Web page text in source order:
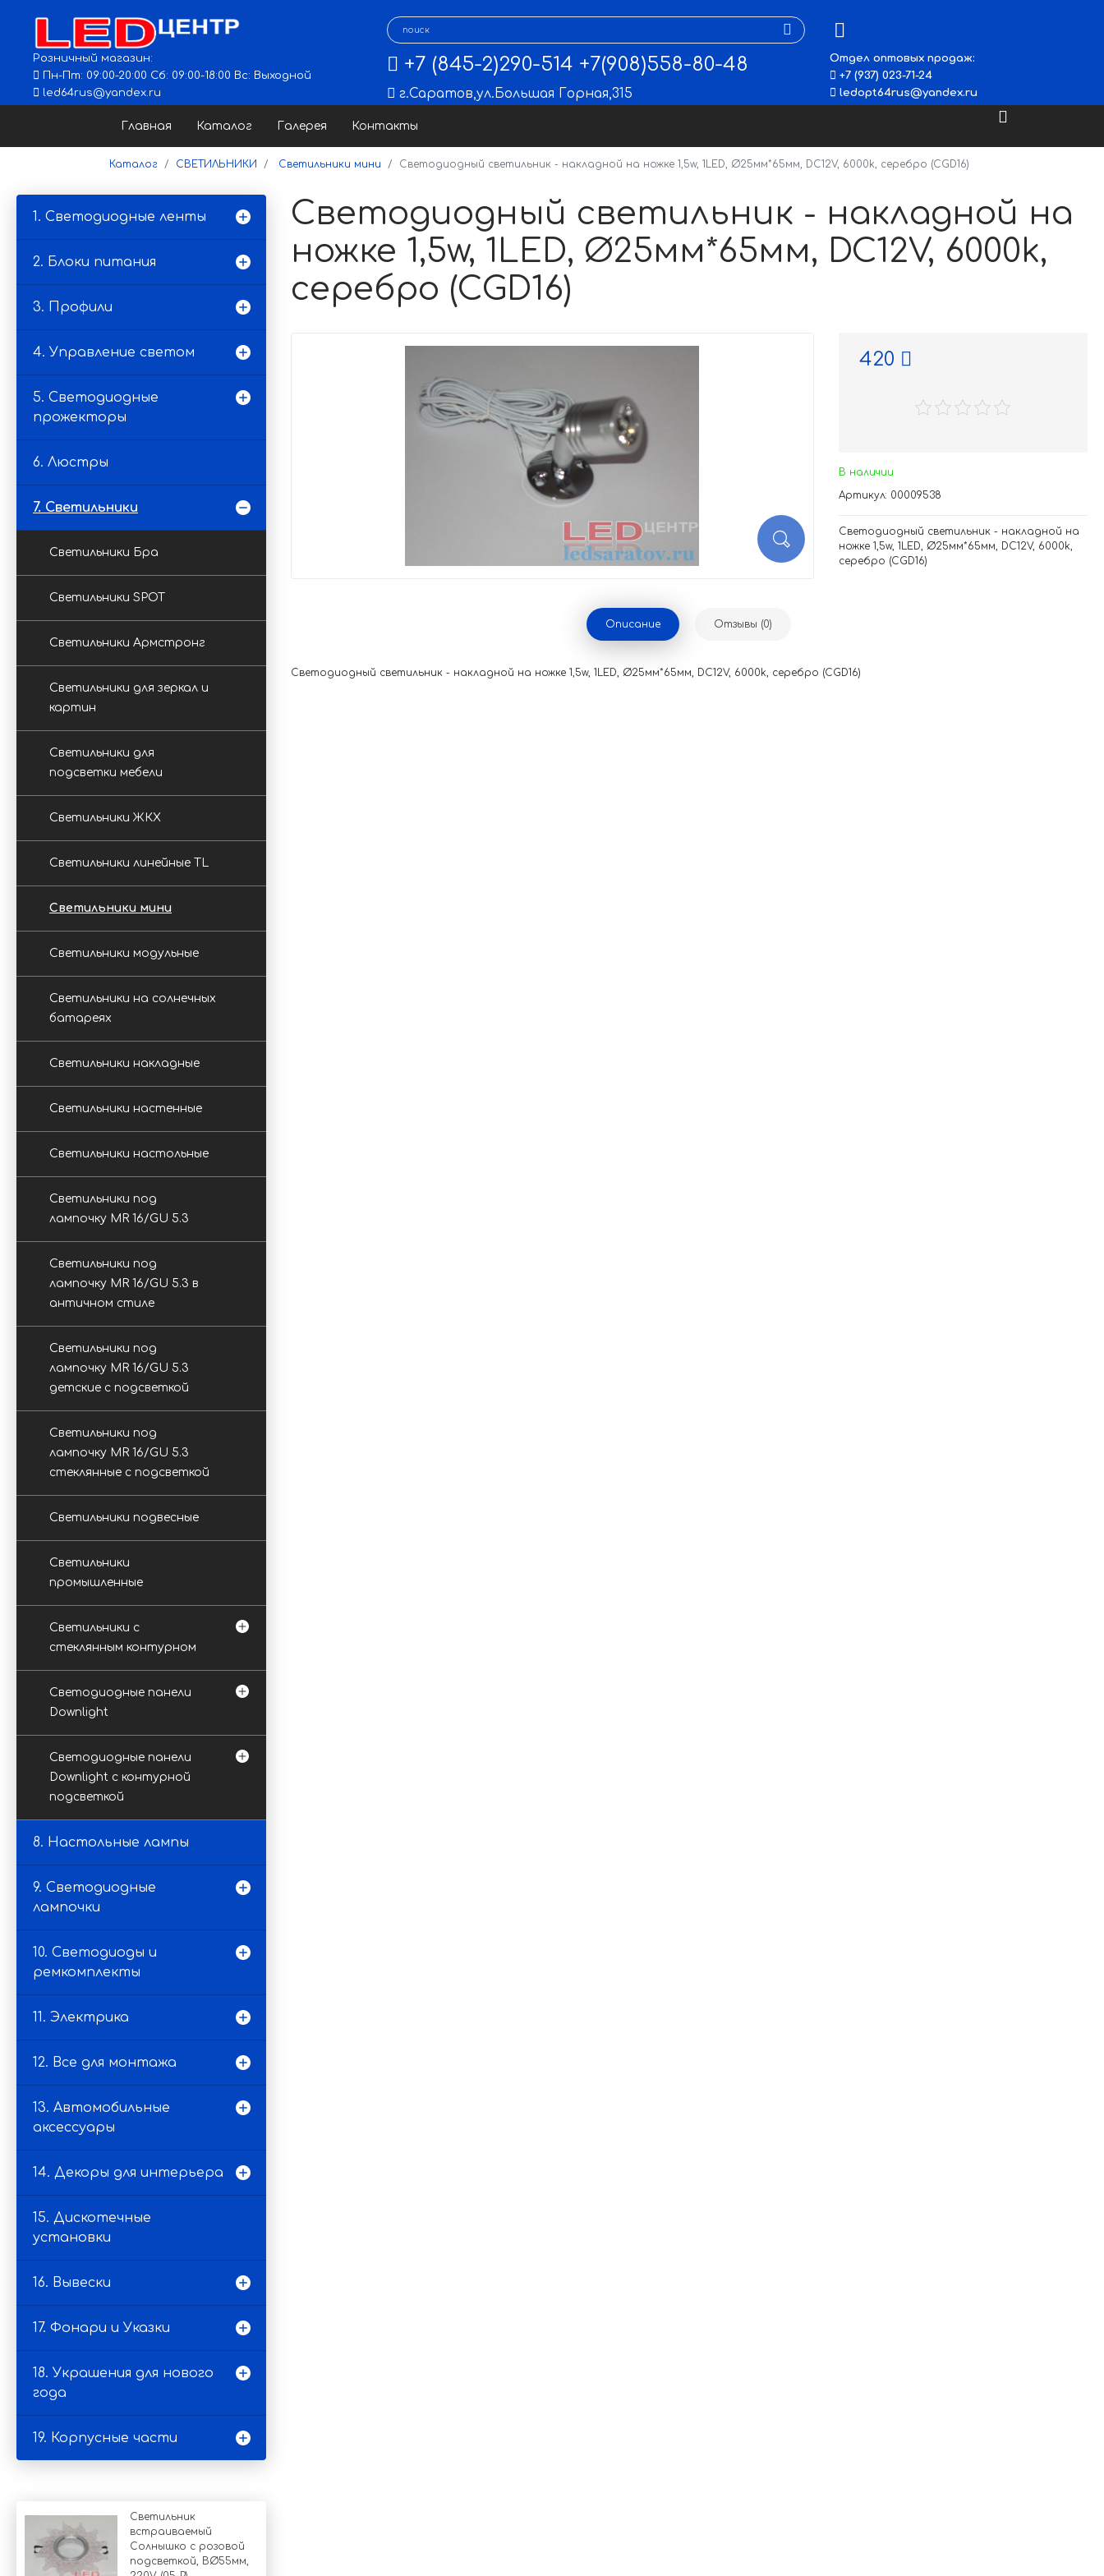
Розничный магазин:
Пн-Пт: 09:00-20:00 Сб: 09:00-18:00 Вс: Выходной
led64rus@yandex.ru
+7 (845-2)290-514 +7(908)558-80-48
г.Саратов,ул.Большая Горная,315
Отдел оптовых продаж:
+7 (937) 023-71-24
ledopt64rus@yandex.ru
Главная Каталог Галерея Контакты
Каталог СВЕТИЛЬНИКИ Светильники мини Светодиодный светильник - накладной на ножке 1,5w, 1LED, Ø25мм*65мм, DC12V, 6000k, серебро (CGD16)
1. Светодиодные ленты
2. Блоки питания
3. Профили
4. Управление светом
5. Светодиодные
прожекторы
6. Люстры
7. Светильники
Светильники Бра
Светильники SPOT
Светильники Армстронг
Светильники для зеркал и
картин
Светильники для
подсветки мебели
Светильники ЖКХ
Светильники линейные TL
Светильники мини
Светильники модульные
Светильники на солнечных
батареях
Светильники накладные
Светильники настенные
Светильники настольные
Светильники под
лампочку MR 16/GU 5.3
Светильники под
лампочку MR 16/GU 5.3 в
античном стиле
Светильники под
лампочку MR 16/GU 5.3
детские с подсветкой
Светильники под
лампочку MR 16/GU 5.3
стеклянные с подсветкой
Светильники подвесные
Светильники
промышленные
Светильники с
стеклянным контурном
Светодиодные панели
Downlight
Светодиодные панели
Downlight с контурной
подсветкой
8. Настольные лампы
9. Светодиодные
лампочки
10. Светодиоды и
ремкомплекты
11. Электрика
12. Все для монтажа
13. Автомобильные
аксессуары
14. Декоры для интерьера
15. Дискотечные
установки
16. Вывески
17. Фонари и Указки
18. Украшения для нового
года
19. Корпусные части
Светильник
встраиваемый
Солнышко с розовой
подсветкой, ВØ55мм,
Светодиодный светильник - накладной на
ножке 1,5w, 1LED, Ø25мм*65мм, DC12V, 6000k,
серебро (CGD16)
420
В наличии
Артикул: 00009538
Светодиодный светильник - накладной на
ножке 1,5w, 1LED, Ø25мм*65мм, DC12V, 6000k,
серебро (CGD16)
Описание Отзывы (0)
Светодиодный светильник - накладной на ножке 1,5w, 1LED, Ø25мм*65мм, DC12V, 6000k, серебро (CGD16)